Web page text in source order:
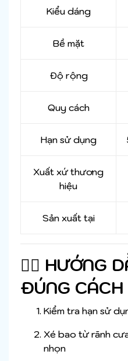
Kiểu dáng
Bề mặt
Độ rộng
Quy cách
Hạn sử dụng
Xuất xứ thương
hiệu
Sản xuất tại
🧑‍⚕️ HƯỚNG
ĐÚNG CÁCH
Kiểm tra hạn sử
Xé bao từ rãnh
nhọn